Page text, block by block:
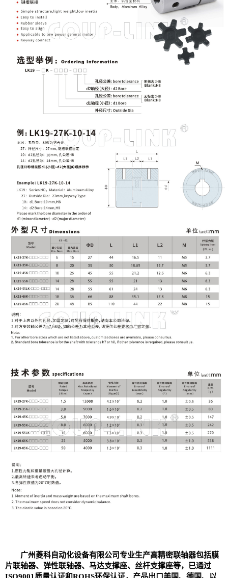
广州菱科自动化设备有限公司专业生产高精密联轴器包括膜
片联轴器、 弹性联轴器、 马达支撑座、丝杆支撑座等，已通过